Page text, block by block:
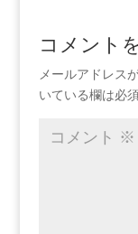
コメント
メールアドレス
いている欄は必